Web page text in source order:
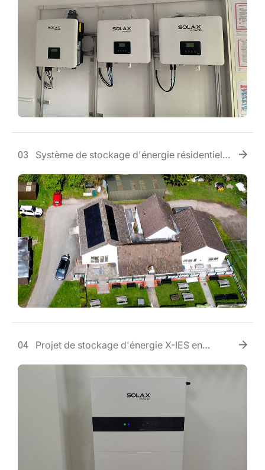
03
Système de stockage d'énergie résidentiel
04
Projet de stockage d'énergie X-IES en